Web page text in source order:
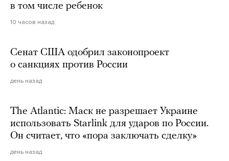
в том числе ребенок
10 часов назад
Сенат США одобрил законопроект
о санкциях против России
день назад
The Atlantic: Маск не разрешает Украине
использовать Starlink для ударов по России.
Он считает, что «пора заключать сделку»
день назад